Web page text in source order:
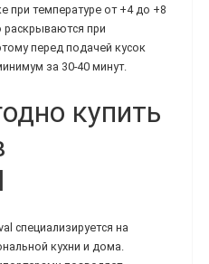
при температуре от +4 до +8
раскрываются при
перед подачей кусок
за 30-40 минут.
купить
специализируется на
кухни и дома.